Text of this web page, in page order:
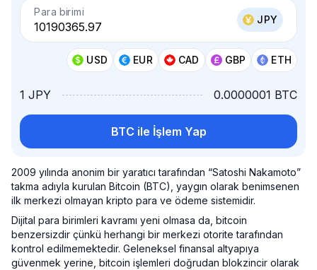
Para birimi
JPY
USD EUR CAD GBP ETH
1 JPY 0.0000001 BTC
BTC ile İşlem Yap
2009 yılında anonim bir yaratıcı tarafından “Satoshi Nakamoto”
takma adıyla kurulan Bitcoin (BTC), yaygın olarak benimsenen
ilk merkezi olmayan kripto para ve ödeme sistemidir.
Dijital para birimleri kavramı yeni olmasa da, bitcoin
benzersizdir çünkü herhangi bir merkezi otorite tarafından
kontrol edilmemektedir. Geleneksel finansal altyapıya
güvenmek yerine, bitcoin işlemleri doğrudan blokzincir olarak